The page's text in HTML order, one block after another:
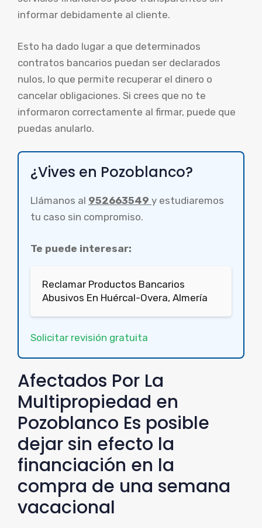
informar debidamente al cliente.
Esto ha dado lugar a que determinados
contratos bancarios puedan ser declarados
nulos, lo que permite recuperar el dinero o
cancelar obligaciones. Si crees que no te
informaron correctamente al firmar, puede que
puedas anularlo.
¿Vives en Pozoblanco?
Llámanos al 952663549 y estudiaremos
tu caso sin compromiso.
Te puede interesar:
Reclamar Productos Bancarios
Abusivos En Huércal-Overa, Almería
Solicitar revisión gratuita
Afectados Por La
Multipropiedad en
Pozoblanco Es posible
dejar sin efecto la
financiación en la
compra de una semana
vacacional